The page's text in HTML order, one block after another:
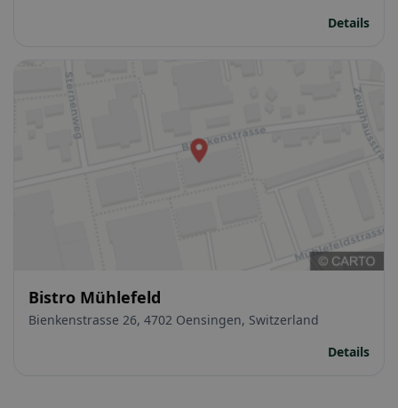
Details
Bistro Mühlefeld
Bienkenstrasse 26, 4702 Oensingen, Switzerland
Details